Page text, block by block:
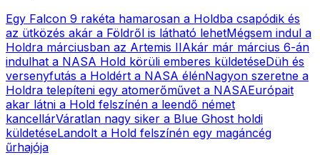
Egy Falcon 9 rakéta hamarosan a Holdba csapódik és
az ütközés akár a Földről is látható lehetMégsem indul a
Holdra márciusban az Artemis IIAkár már március 6-án
indulhat a NASA Hold körüli emberes küldetéseDüh és
versenyfutás a Holdért a NASA élénNagyon szeretne a
Holdra telepíteni egy atomerőművet a NASAEurópait
akar látni a Hold felszínén a leendő német
kancellárVáratlan nagy siker a Blue Ghost holdi
küldetéseLandolt a Hold felszínén egy magáncég
űrhajója